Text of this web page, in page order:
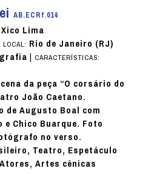
AB.ECRf.014
Xico Lima
LOCAL: Rio de Janeiro (RJ)
| CARACTERÍSTICAS:
da peça “O corsário do
João Caetano.
de Augusto Boal com
e Chico Buarque. Foto
no verso.
Teatro, Espetáculo
Artes cênicas